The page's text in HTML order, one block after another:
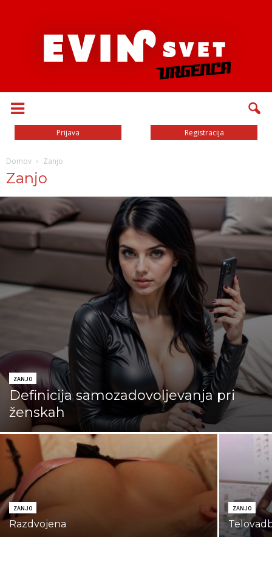
Prijava Registracija
Domov Zanjo
Zanjo
ZANJO
Definicija samozadovoljevanja pri
ženskah
ZANJO
Razdvojena
ZANJO